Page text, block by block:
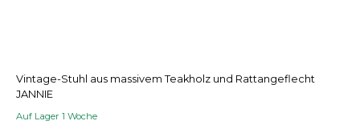
Vintage-Stuhl aus massivem Teakholz und Rattangeflecht
JANNIE
Auf Lager 1 Woche